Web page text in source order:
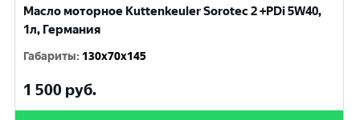
Масло моторное Kuttenkeuler Sorotec 2 +PDi 5W40,
1л, Германия
Габариты: 130x70x145
1 500 руб.